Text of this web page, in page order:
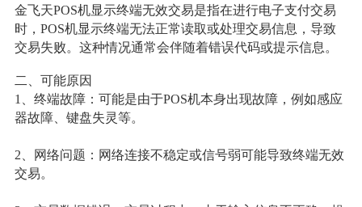
金飞天POS机显示终端无效交易是指在进行电子支付交易
时，POS机显示终端无法正常读取或处理交易信息，导致
交易失败。这种情况通常会伴随着错误代码或提示信息。
二、可能原因
1、终端故障：可能是由于POS机本身出现故障，例如感应
器故障、键盘失灵等。
2、网络问题：网络连接不稳定或信号弱可能导致终端无效
交易。